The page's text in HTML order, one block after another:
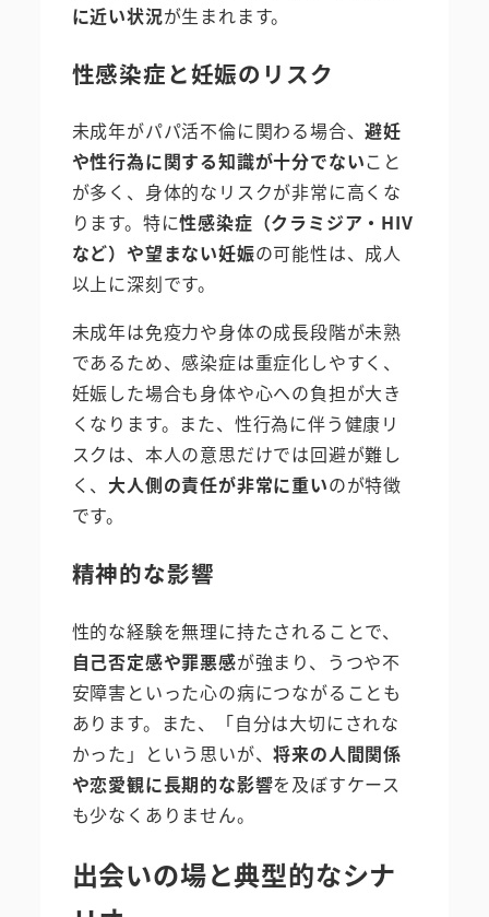
に近い状況が生まれます。
性感染症と妊娠のリスク
未成年がパパ活不倫に関わる場合、避妊
や性行為に関する知識が十分でないこと
が多く、身体的なリスクが非常に高くな
ります。特に性感染症（クラミジア・HIV
など）や望まない妊娠の可能性は、成人
以上に深刻です。
未成年は免疫力や身体の成長段階が未熟
であるため、感染症は重症化しやすく、
妊娠した場合も身体や心への負担が大き
くなります。また、性行為に伴う健康リ
スクは、本人の意思だけでは回避が難し
く、 大人側の責任が非常に重いのが特徴
です。
精神的な影響
性的な経験を無理に持たされることで、
自己否定感や罪悪感が強まり、うつや不
安障害といった心の病につながることも
あります。また、「自分は大切にされな
かった」という思いが、将来の人間関係
や恋愛観に長期的な影響を及ぼすケース
も少なくありません。
出会いの場と典型的なシナ